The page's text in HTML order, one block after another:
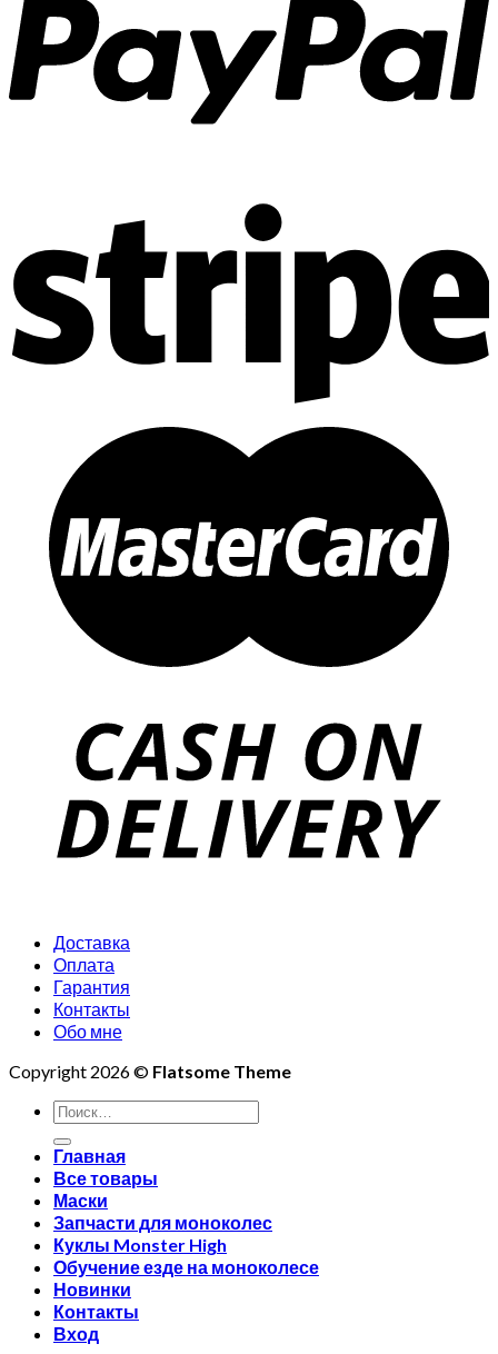
Доставка
Оплата
Гарантия
Контакты
Обо мне
Copyright 2026 © Flatsome Theme
Искать:
Главная
Все товары
Маски
Запчасти для моноколес
Куклы Monster High
Обучение езде на моноколесе
Новинки
Контакты
Вход